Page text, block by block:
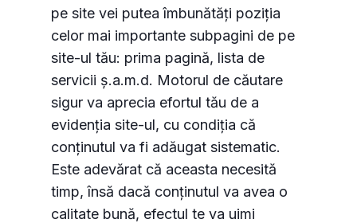
pe site vei putea îmbunătăți poziția
celor mai importante subpagini de pe
site-ul tău: prima pagină, lista de
servicii ș.a.m.d. Motorul de căutare
sigur va aprecia efortul tău de a
evidenția site-ul, cu condiția că
conținutul va fi adăugat sistematic.
Este adevărat că aceasta necesită
timp, însă dacă conținutul va avea o
calitate bună, efectul te va uimi